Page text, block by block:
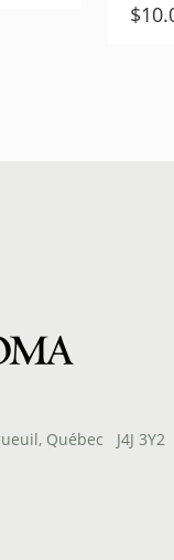
$
Québec J4J 3Y2